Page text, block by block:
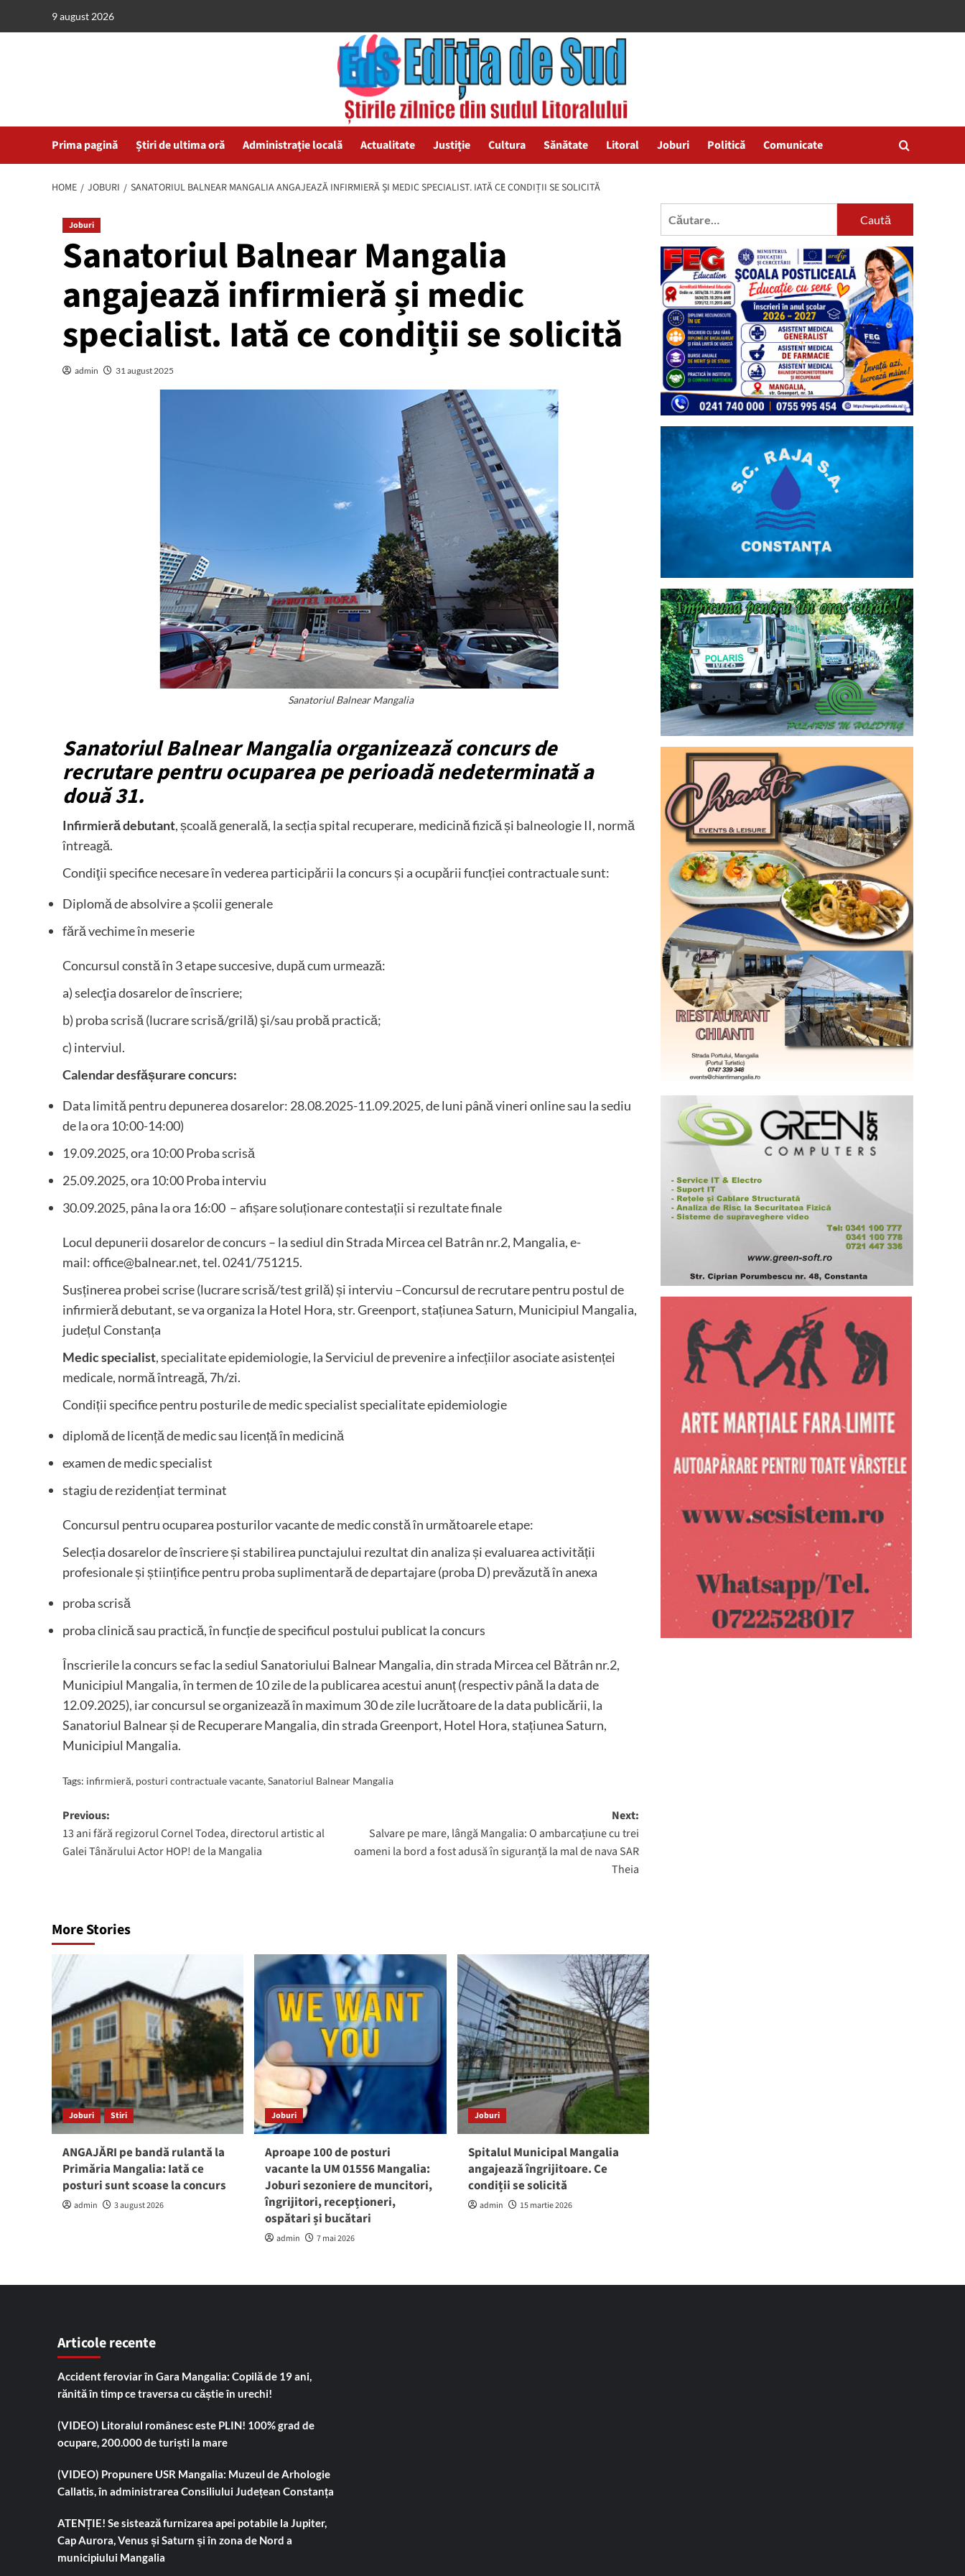
9 august 2026
Prima pagină Știri de ultima oră Administrație locală Actualitate Justiție Cultura Sănătate Litoral Joburi Politică Comunicate
HOME JOBURI SANATORIUL BALNEAR MANGALIA ANGAJEAZĂ INFIRMIERĂ ȘI MEDIC SPECIALIST. IATĂ CE CONDIȚII SE SOLICITĂ
Joburi
Sanatoriul Balnear Mangalia
angajează infirmieră și medic
specialist. Iată ce condiții se solicită
admin 31 august 2025
Sanatoriul Balnear Mangalia
Sanatoriul Balnear Mangalia organizează concurs de
recrutare pentru ocuparea pe perioadă nedeterminată a
două 31.
Infirmieră debutant, școală generală, la secția spital recuperare, medicină fizică și balneologie II, normă
întreagă.
Condiţii specifice necesare în vederea participării la concurs și a ocupării funcției contractuale sunt:
Diplomă de absolvire a școlii generale
fără vechime în meserie
Concursul constă în 3 etape succesive, după cum urmează:
a) selecţia dosarelor de înscriere;
b) proba scrisă (lucrare scrisă/grilă) şi/sau probă practică;
c) interviul.
Calendar desfășurare concurs:
Data limită pentru depunerea dosarelor: 28.08.2025-11.09.2025, de luni până vineri online sau la sediu
de la ora 10:00-14:00)
19.09.2025, ora 10:00 Proba scrisă
25.09.2025, ora 10:00 Proba interviu
30.09.2025, pâna la ora 16:00 – afișare soluționare contestații si rezultate finale
Locul depunerii dosarelor de concurs – la sediul din Strada Mircea cel Batrân nr.2, Mangalia, e-
mail: office@balnear.net, tel. 0241/751215.
Susținerea probei scrise (lucrare scrisă/test grilă) și interviu –Concursul de recrutare pentru postul de
infirmieră debutant, se va organiza la Hotel Hora, str. Greenport, stațiunea Saturn, Municipiul Mangalia,
județul Constanța
Medic specialist, specialitate epidemiologie, la Serviciul de prevenire a infecțiilor asociate asistenței
medicale, normă întreagă, 7h/zi.
Condiții specifice pentru posturile de medic specialist specialitate epidemiologie
diplomă de licență de medic sau licență în medicină
examen de medic specialist
stagiu de rezidențiat terminat
Concursul pentru ocuparea posturilor vacante de medic constă în următoarele etape:
Selecția dosarelor de înscriere și stabilirea punctajului rezultat din analiza și evaluarea activității
profesionale și științifice pentru proba suplimentară de departajare (proba D) prevăzută în anexa
proba scrisă
proba clinică sau practică, în funcție de specificul postului publicat la concurs
Înscrierile la concurs se fac la sediul Sanatoriului Balnear Mangalia, din strada Mircea cel Bătrân nr.2,
Municipiul Mangalia, în termen de 10 zile de la publicarea acestui anunț (respectiv până la data de
12.09.2025), iar concursul se organizează în maximum 30 de zile lucrătoare de la data publicării, la
Sanatoriul Balnear și de Recuperare Mangalia, din strada Greenport, Hotel Hora, stațiunea Saturn,
Municipiul Mangalia.
Tags: infirmieră, posturi contractuale vacante,Sanatoriul Balnear Mangalia
Post
navigation
Previous:
13 ani fără regizorul Cornel Todea, directorul artistic al
Galei Tânărului Actor HOP! de la Mangalia
Next:
Salvare pe mare, lângă Mangalia: O ambarcațiune cu trei
oameni la bord a fost adusă în siguranță la mal de nava SAR
Theia
More Stories
Joburi Stiri
ANGAJĂRI pe bandă rulantă la
Primăria Mangalia: Iată ce
posturi sunt scoase la concurs
admin 3 august 2026
Joburi
Aproape 100 de posturi
vacante la UM 01556 Mangalia:
Joburi sezoniere de muncitori,
îngrijitori, recepționeri,
ospătari și bucătari
admin 7 mai 2026
Joburi
Spitalul Municipal Mangalia
angajează îngrijitoare. Ce
condiții se solicită
admin 15 martie 2026
Caută
Articole recente
Accident feroviar în Gara Mangalia: Copilă de 19 ani,
rănită în timp ce traversa cu căștie în urechi!
(VIDEO) Litoralul românesc este PLIN! 100% grad de
ocupare, 200.000 de turiști la mare
(VIDEO) Propunere USR Mangalia: Muzeul de Arhologie
Callatis, în administrarea Consiliului Județean Constanța
ATENȚIE! Se sistează furnizarea apei potabile la Jupiter,
Cap Aurora, Venus și Saturn și în zona de Nord a
municipiului Mangalia